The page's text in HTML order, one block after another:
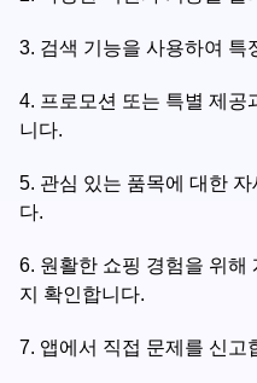
3. 검색 기능을 사용하여 특
4. 프로모션 또는 특별 제공
니다.
5. 관심 있는 품목에 대한
다.
6. 원활한 쇼핑 경험을 위해
지 확인합니다.
7. 앱에서 직접 문제를 신고